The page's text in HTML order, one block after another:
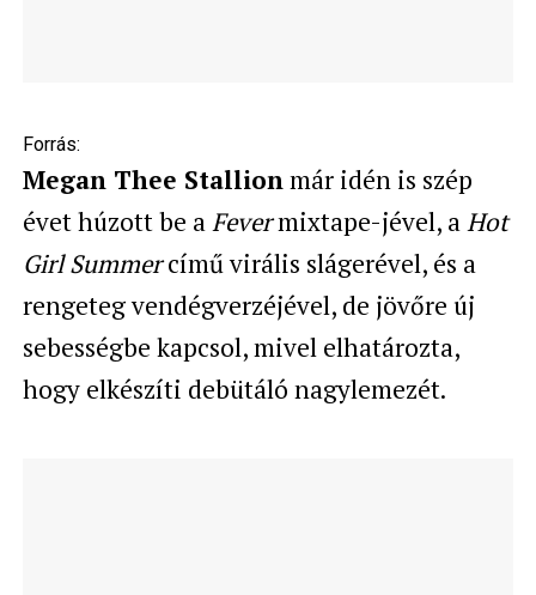
Forrás:
Megan Thee Stallionmár idén is szép
évet húzott be aFevermixtape-jével, aHot
Girl Summercímű virális slágerével, és a
rengeteg vendégverzéjével, de jövőre új
sebességbe kapcsol, mivel elhatározta,
hogy elkészíti debütáló nagylemezét.